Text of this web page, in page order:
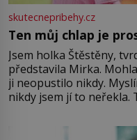
skutecnepribehy.cz
Ten můj chlap je
Jsem holka Štěstěny,
představila Mirka.
ji neopustilo nikdy.
nikdy jsem jí to neřekla.
Jsme spolu moc rádi